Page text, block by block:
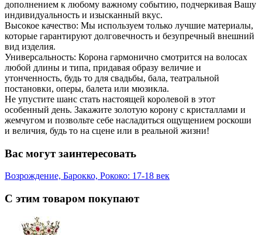
дополнением к любому важному событию, подчеркивая Вашу
индивидуальность и изысканный вкус.
Высокое качество: Мы используем только лучшие материалы,
которые гарантируют долговечность и безупречный внешний
вид изделия.
Универсальность: Корона гармонично смотрится на волосах
любой длины и типа, придавая образу величие и
утонченность, будь то для свадьбы, бала, театральной
постановки, оперы, балета или мюзикла.
Не упустите шанс стать настоящей королевой в этот
особенный день. Закажите золотую корону с кристаллами и
жемчугом и позвольте себе насладиться ощущением роскоши
и величия, будь то на сцене или в реальной жизни!
Вас могут заинтересовать
Возрождение, Барокко, Рококо: 17-18 век
С этим товаром покупают